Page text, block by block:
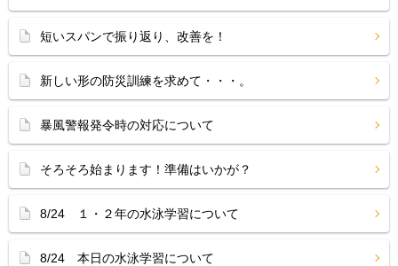
短いスパンで振り返り、改善を！
新しい形の防災訓練を求めて・・・。
暴風警報発令時の対応について
そろそろ始まります！準備はいかが？
8/24 １・２年の水泳学習について
8/24 本日の水泳学習について